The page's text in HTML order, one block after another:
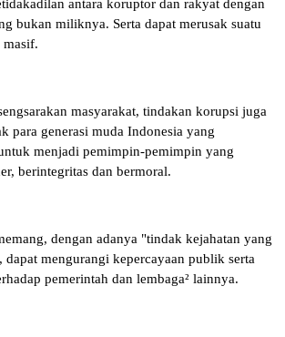
antara koruptor dan rakyat dengan
bukan miliknya. Serta dapat merusak suatu
masif.
masyarakat, tindakan korupsi juga
para generasi muda Indonesia yang
menjadi pemimpin-pemimpin yang
berintegritas dan bermoral.
dengan adanya "tindak kejahatan yang
dapat mengurangi kepercayaan publik serta
pemerintah dan lembaga² lainnya.